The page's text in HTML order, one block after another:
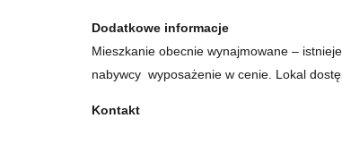
Dodatkowe informacje
Mieszkanie obecnie wynajmowane –
nabywcy wyposażenie w cenie. Lokal
Kontakt